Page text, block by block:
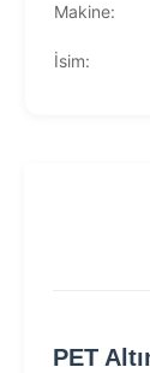
Makine:
İsim:
PET